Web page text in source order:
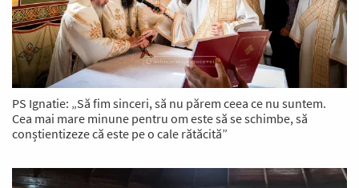
PS Ignatie: „Să fim sinceri, să nu părem ceea ce nu suntem.
Cea mai mare minune pentru om este să se schimbe, să
conștientizeze că este pe o cale rătăcită”